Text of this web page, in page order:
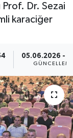
Dr. Sezai
karaciğer
05.06.2026 -